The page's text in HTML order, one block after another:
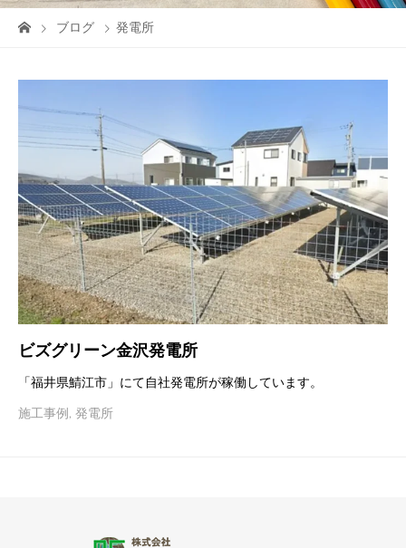
ブログ 発電所
ビズグリーン金沢発電所
「福井県鯖江市」にて自社発電所が稼働しています。
施工事例, 発電所